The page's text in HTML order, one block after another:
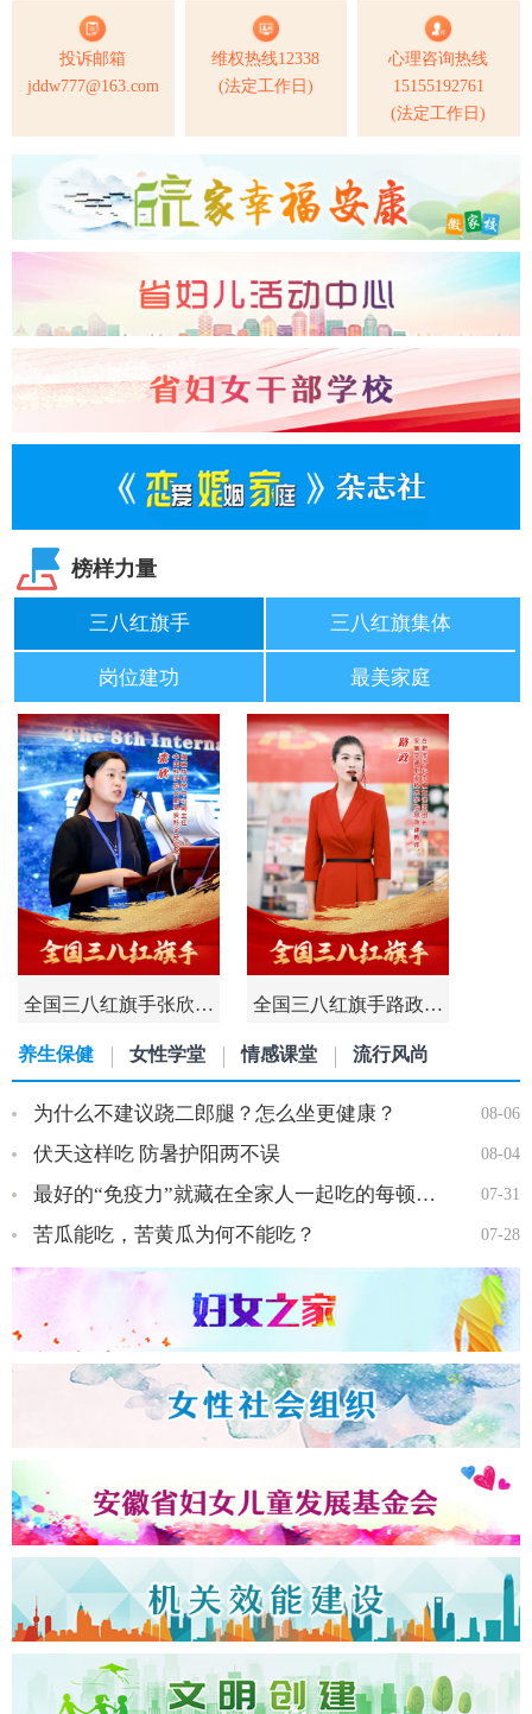
投诉邮箱
jddw777@163.com
维权热线12338
(法定工作日)
心理咨询热线
15155192761
(法定工作日)
榜样力量
三八红旗手 三八红旗集体
岗位建功 最美家庭
全国三八红旗手张欣… 全国三八红旗手路政…
全国三八红旗手王会知…
全国三八红旗手李丹…
养生保健 女性学堂 情感课堂 流行风尚
08-06
为什么不建议跷二郎腿？怎么坐更健康？
08-04
伏天这样吃 防暑护阳两不误
07-31
最好的“免疫力”就藏在全家人一起吃的每顿饭里…
07-28
苦瓜能吃，苦黄瓜为何不能吃？